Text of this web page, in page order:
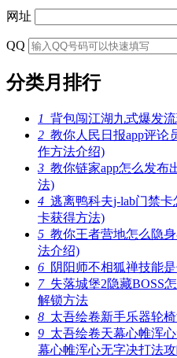
网址
QQ
分类月排行
1 背包闯江湖九式爆发
2 教你人民日报app评论
作方法介绍)
3 教你链家app怎么发布
法)
4 逃离鸭科夫j-lab门禁
卡获得方法)
5 教你王者营地怎么隐
法介绍)
6 阴阳师不相狐禅技能
7失落城堡2隐藏BOSS
解锁方法
8 太吾绘卷新手乐器轮
9 太吾绘卷天幕心帷浑
幕心帷浑心无字决打法